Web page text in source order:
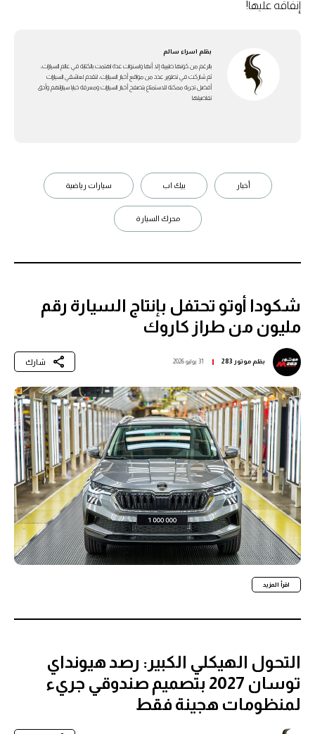
إنفاقه عليها!
بقلم اسراء سالم
بالرغم من كونها طبيبة إلا أنها ولسنوات عدة اهتمت بالكتابة في عالم السيارات،
ثم شاركت في تطوير عدد من مواقع أخبار السيارات، لتقدم لعاشقي السيارات
أفضل تجربة ممكنة للاستمتاع بتصفح أخبار السيارات ومعرفة خبايا سياراتهم وأدق
تفاصيلها
أخبار بيك اب سيارات رياضية
محرك السيارة
شكودا أوتو تحتفل بإنتاج السيارة رقم
مليون من طراز كاروك
بقلمموتور 283 31 يوليو 2026 شارك
اقرأ المزيد
التحول الهيكلي الكبير: رصد هيونداي
توسان 2027 بتصميم صندوقي جريء
لمنظومات هجينة فقط